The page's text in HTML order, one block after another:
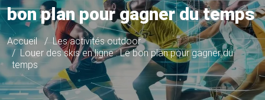
bon plan pour gagner du temps
Accueil
Les activités outdoor
Louer des skis en ligne : Le bon plan pour gagner du
temps